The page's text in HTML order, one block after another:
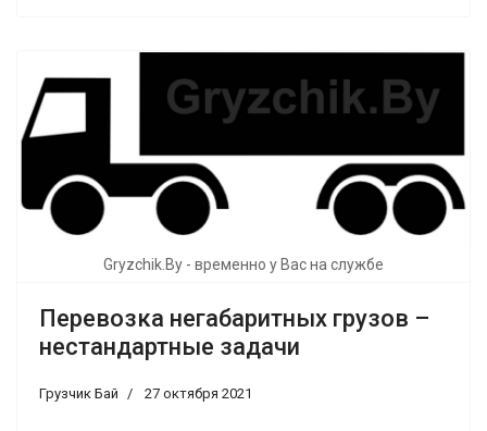
Gryzchik.By - временно у Вас на службе
Перевозка негабаритных грузов –
нестандартные задачи
Грузчик Бай 27 октября 2021